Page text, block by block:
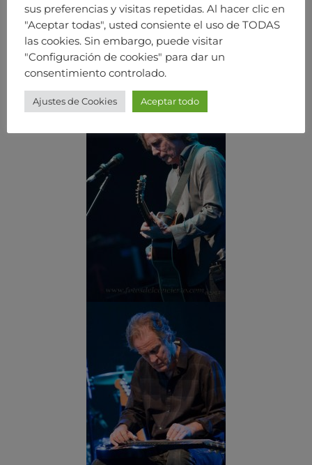
sus preferencias y visitas repetidas. Al hacer clic en
"Aceptar todas", usted consiente el uso de TODAS
las cookies. Sin embargo, puede visitar
"Configuración de cookies" para dar un
consentimiento controlado.
Ajustes de Cookies Aceptar todo